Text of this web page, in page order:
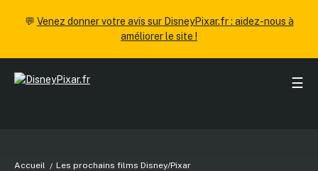
💬 Venez donner votre avis sur DisneyPixar.fr : aidez-nous à
améliorer le site !
☰
Accueil Les prochains films Disney/Pixar